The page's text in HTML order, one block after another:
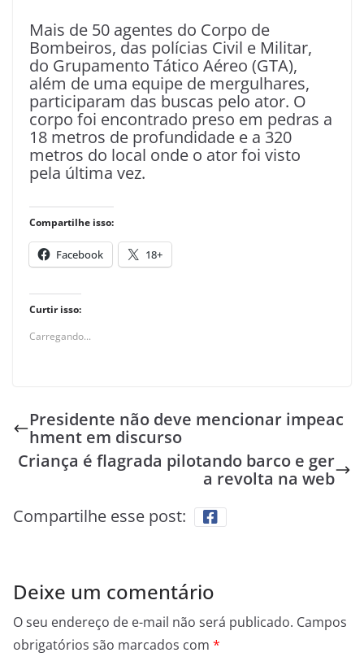
Mais de 50 agentes do Corpo de
Bombeiros, das polícias Civil e Militar,
do Grupamento Tático Aéreo (GTA),
além de uma equipe de mergulhares,
participaram das buscas pelo ator. O
corpo foi encontrado preso em pedras a
18 metros de profundidade e a 320
metros do local onde o ator foi visto
pela última vez.
Compartilhe isso:
Facebook 18+
Curtir isso:
Carregando...
Presidente não deve mencionar impeac
hment em discurso
Criança é flagrada pilotando barco e ger
a revolta na web
Compartilhe esse post:
Deixe um comentário
O seu endereço de e-mail não será publicado. Campos
obrigatórios são marcados com *